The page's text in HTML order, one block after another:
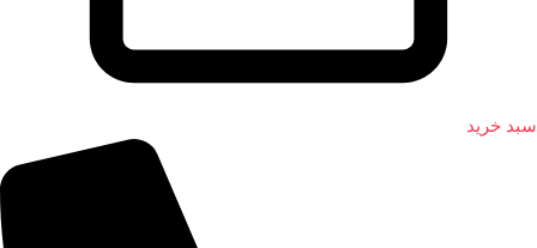
سبد خرید